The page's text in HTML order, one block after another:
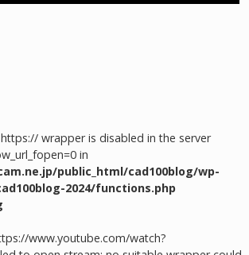
wrapper is disabled in the server
in
public_html/cad100blog/wp-
2024/functions.php
www.youtube.com/watch?